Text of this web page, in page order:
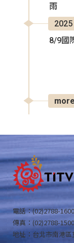
雨
2025
8/9國
more
電話：(02)2788-1600
傳真：(02)2788-1500
地址：台北市南港區